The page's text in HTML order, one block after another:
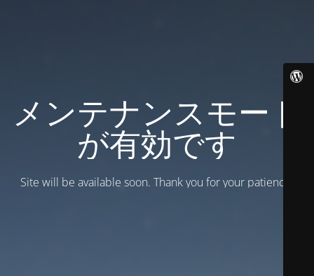
メンテナンスモード
が有効です
Site will be available soon. Thank you for your patience!